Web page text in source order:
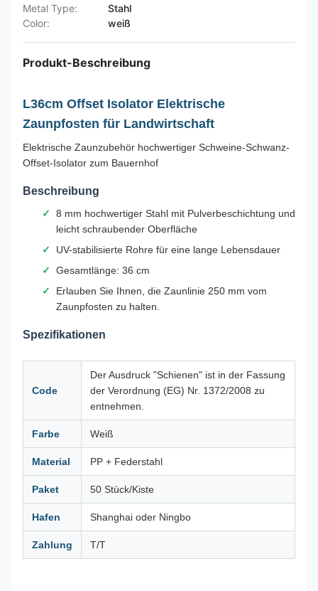
Metal Type:
Stahl
Color:
weiß
Produkt-Beschreibung
L36cm Offset Isolator Elektrische
Zaunpfosten für Landwirtschaft
Elektrische Zaunzubehör hochwertiger Schweine-Schwanz-
Offset-Isolator zum Bauernhof
Beschreibung
8 mm hochwertiger Stahl mit Pulverbeschichtung und
leicht schraubender Oberfläche
UV-stabilisierte Rohre für eine lange Lebensdauer
Gesamtlänge: 36 cm
Erlauben Sie Ihnen, die Zaunlinie 250 mm vom
Zaunpfosten zu halten.
Spezifikationen
Code
Der Ausdruck "Schienen" ist in der Fassung
der Verordnung (EG) Nr. 1372/2008 zu
entnehmen.
Farbe Weiß
Material PP + Federstahl
Paket 50 Stück/Kiste
Hafen Shanghai oder Ningbo
Zahlung T/T